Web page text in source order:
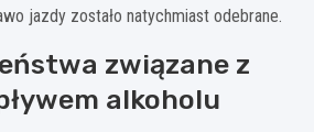
jazdy zostało natychmiast odebrane.
związane z
alkoholu